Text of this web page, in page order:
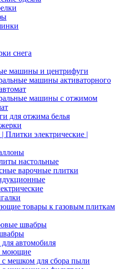
снега
машины и центрифуги
машины активаторного
машины с отжимом
для отжима белья
Плитки электрические |
настольные
варочные плитки
товары к газовым плиткам
швабры
автомобиля
моющие
мешком для сбора пыли